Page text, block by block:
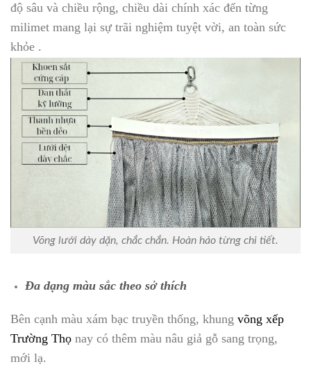
độ sâu và chiều rộng, chiều dài chính xác đến từng
milimet mang lại sự trãi nghiệm tuyệt vời, an toàn sức
khỏe .
Võng lưới dày dặn, chắc chắn. Hoàn hảo từng chi tiết.
Đa dạng màu sắc theo sở thích
Bên cạnh màu xám bạc truyền thống, khung võng xếp
Trường Thọ nay có thêm màu nâu giả gỗ sang trọng,
mới lạ.